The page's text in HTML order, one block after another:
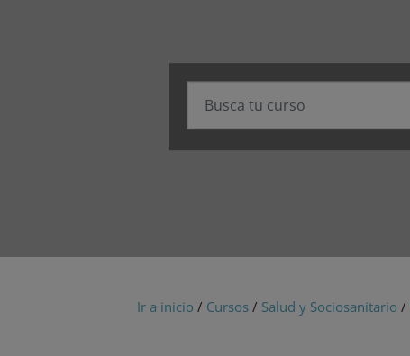
Ir a inicio / Cursos / Salud y Sociosanitario /